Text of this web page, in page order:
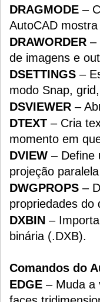
DRAGMODE –
AutoCAD
DRAWORDER –
de imagens e
DSETTINGS –
modo Snap,
DSVIEWER –
DTEXT – Cria
momento em
DVIEW – Define
projeção
DWGPROPS –
propriedades do
DXBIN –
binária (.DXB).
Comandos do
EDGE – Muda a